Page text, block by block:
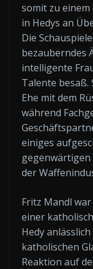
somit zu
in Hedys an
Die
bezauberndes
intelligente
Talente
Ehe mit dem
während
einiges
der
Fritz Mandl
einer
Hedy
katholischen
Reaktion auf